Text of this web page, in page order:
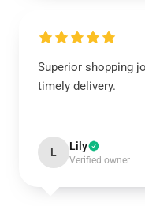
Superior shopping
timely delivery.
L Lily
Verified owner